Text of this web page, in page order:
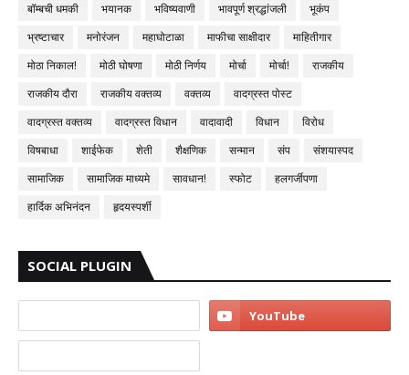
बॉम्बची धमकी
भयानक भविष्यवाणी भावपूर्ण श्रद्धांजली
भूकंप
भ्रष्टाचार
मनोरंजन महाघोटाळा माफीचा साक्षीदार
माहितीगार
मोठा निकाल!
मोठी घोषणा मोठी निर्णय मोर्चा मोर्चा!
राजकीय
राजकीय दौरा
राजकीय वक्तव्य वक्तव्य
वादग्रस्त पोस्ट
वादग्रस्त वक्तव्य
वादग्रस्त विधान वादावादी विधान
विरोध
विषबाधा
शाईफेक शेती शैक्षणिक सन्मान संप
संशयास्पद
सामाजिक
सामाजिक माध्यमे सावधान! स्फोट
हलगर्जीपणा
हार्दिक अभिनंदन
हृदयस्पर्शी
SOCIAL PLUGIN